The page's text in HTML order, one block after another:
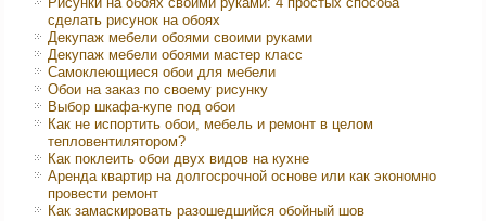
сделать рисунок на обоях
Декупаж мебели обоями своими руками
Декупаж мебели обоями мастер класс
Самоклеющиеся обои для мебели
Обои на заказ по своему рисунку
Выбор шкафа-купе под обои
Как не испортить обои, мебель и ремонт в целом
тепловентилятором?
Как поклеить обои двух видов на кухне
Аренда квартир на долгосрочной основе или как экономно
провести ремонт
Как замаскировать разошедшийся обойный шов